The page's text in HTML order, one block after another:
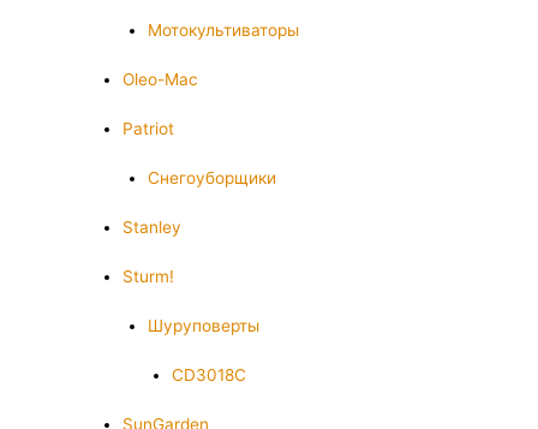
Мотокультиваторы
Oleo-Mac
Patriot
Снегоуборщики
Stanley
Sturm!
Шуруповерты
CD3018C
SunGarden